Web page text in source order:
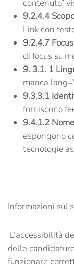
contenuto”
9.2.4.4
Link con
9.2.4.7
di focus su
9. 3.1. 1
manca
9.3.3.1
forniscono
9.4.1.2
espongono
tecnologie
Informazioni sul
L’accessibilità
delle